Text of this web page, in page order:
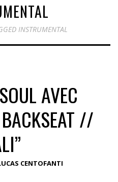
INSTRUMENTAL
AVEC
//
CENTOFANTI